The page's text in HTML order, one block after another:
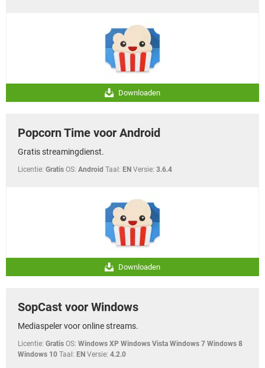
Downloaden
Popcorn Time voor Android
Gratis streamingdienst.
Licentie: Gratis OS: Android Taal: EN Versie: 3.6.4
Downloaden
SopCast voor Windows
Mediaspeler voor online streams.
Licentie: Gratis OS: Windows XP Windows Vista Windows 7 Windows 8
Windows 10 Taal: EN Versie: 4.2.0